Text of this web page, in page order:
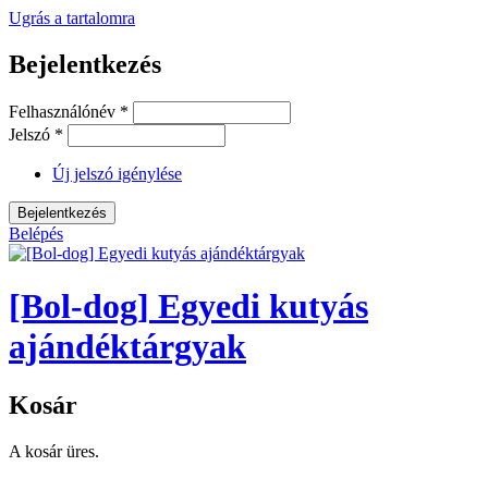
Ugrás a tartalomra
Bejelentkezés
Felhasználónév *
Jelszó *
Új jelszó igénylése
Belépés
[Bol-dog] Egyedi kutyás
ajándéktárgyak
Kosár
A kosár üres.